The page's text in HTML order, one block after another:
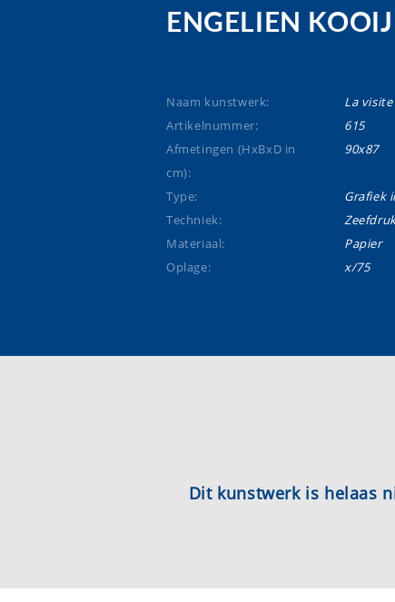
ENGELIEN KOOIJ
Naam kunstwerk:
La visite
Artikelnummer:
615
Afmetingen (HxBxD in
cm):
90x87
Type:
Grafiek
Techniek:
Materiaal:
Papier
Oplage:
x/75
Dit kunstwerk is helaas